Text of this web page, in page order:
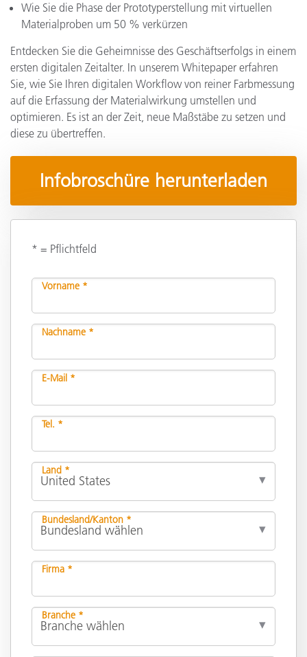
Wie Sie die Phase der Prototyperstellung mit virtuellen
Materialproben um 50 % verkürzen
Entdecken Sie die Geheimnisse des Geschäftserfolgs in einem
ersten digitalen Zeitalter. In unserem Whitepaper erfahren
Sie, wie Sie Ihren digitalen Workflow von reiner Farbmessung
auf die Erfassung der Materialwirkung umstellen und
optimieren. Es ist an der Zeit, neue Maßstäbe zu setzen und
diese zu übertreffen.
Infobroschüre herunterladen
* = Pflichtfeld
Vorname *
Nachname *
E-Mail *
Tel. *
Land *
Bundesland/Kanton *
Firma *
Branche *